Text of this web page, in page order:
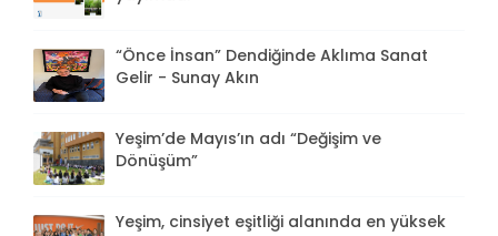
“Önce İnsan” Dendiğinde Aklıma Sanat
Gelir - Sunay Akın
Yeşim’de Mayıs’ın adı “Değişim ve
Dönüşüm”
Yeşim, cinsiyet eşitliği alanında en yüksek